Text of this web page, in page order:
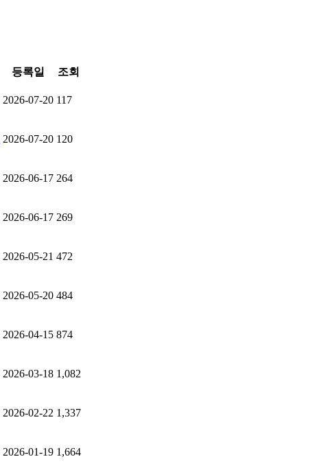
등록일 조회
2026-07-20 117
2026-07-20 120
2026-06-17 264
2026-06-17 269
2026-05-21 472
2026-05-20 484
2026-04-15 874
2026-03-18 1,082
2026-02-22 1,337
2026-01-19 1,664